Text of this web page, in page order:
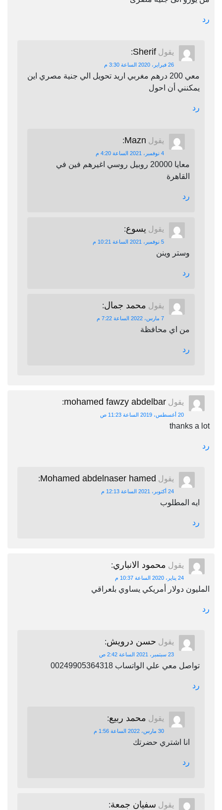
رد
يقول Sherif
:
26 فبراير، 2020 الساعة 3:30 م
معي 200 درهم مغربي اريد تحويل الي جنية مصري اين
يمكنني أن احول
رد
يقول Mazn
:
4 نوفمبر، 2021 الساعة 4:20 م
معايا 20000 روبيل روسي اغيرهم فين في
القاهرة
رد
يقول يسوع:
5 نوفمبر، 2021 الساعة 10:21 م
وستر وينن
رد
يقول محمد جمال:
7 مارس، 2022 الساعة 7:22 م
من اي محافظة
رد
يقول mohamed fawzy abdelbar
:
20 أغسطس، 2019 الساعة 11:23 ص
thanks a lot
رد
يقول Mohamed abdelnaser hamed
:
24 أكتوبر، 2021 الساعة 12:13 م
ايه المطلوب
رد
يقول محمود الانباري:
24 يناير، 2020 الساعة 10:37 م
المليون دولار أمريكي يساوي بلعراقي
رد
يقول حسن درويش:
23 سبتمبر، 2021 الساعة 2:42 ص
تواصل معي علي الواتساب 00249905364318
رد
يقول محمد ربيع:
30 مارس، 2022 الساعة 1:56 م
انا اشتري حضرتك
رد
يقول سفيان جمعة: